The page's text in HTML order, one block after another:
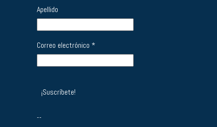
Apellido
Correo electrónico *
--